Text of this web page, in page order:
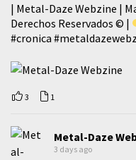
| Metal-Daze Webzine |
Derechos Reservados © |
#cronica
3 1
Metal-Daze
3 days ago